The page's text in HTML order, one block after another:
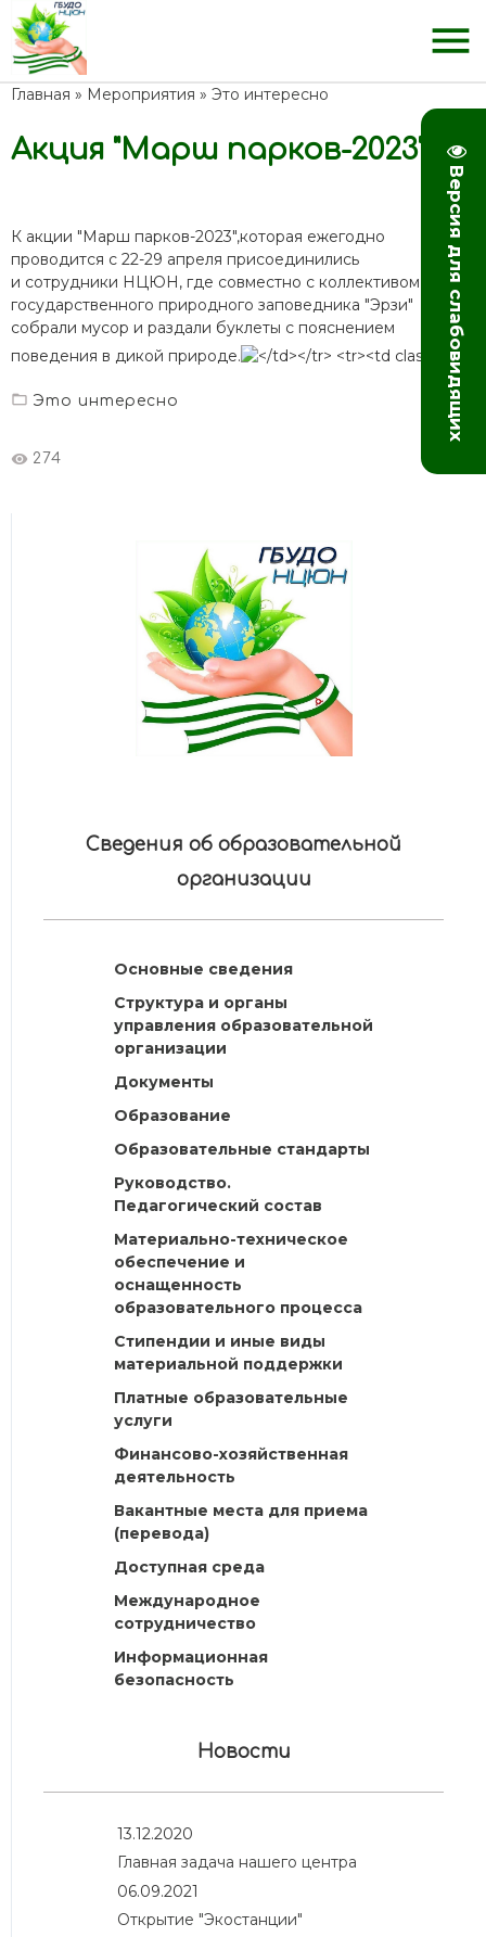
Версия для слабовидящих
menu
Главная » Мероприятия » Это интересно
Акция "Марш парков-2023"
К акции "Марш парков-2023",которая ежегодно
проводится с 22-29 апреля присоединились
и сотрудники НЦЮН, где совместно с коллективом
государственного природного заповедника "Эрзи"
собрали мусор и раздали буклеты с пояснением
поведения в дикой природе.
Это интересно
274
Сведения об образовательной
организации
Основные сведения
Структура и органы
управления образовательной
организации
Документы
Образование
Образовательные стандарты
Руководство.
Педагогический состав
Материально-техническое
обеспечение и
оснащенность
образовательного процесса
Стипендии и иные виды
материальной поддержки
Платные образовательные
услуги
Финансово-хозяйственная
деятельность
Вакантные места для приема
(перевода)
Доступная среда
Международное
сотрудничество
Информационная
безопасность
Новости
13.12.2020
Главная задача нашего центра
06.09.2021
Открытие "Экостанции"